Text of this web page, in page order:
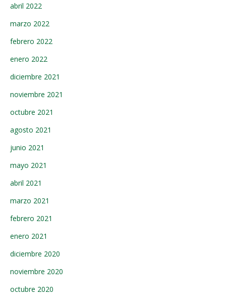
abril 2022
marzo 2022
febrero 2022
enero 2022
diciembre 2021
noviembre 2021
octubre 2021
agosto 2021
junio 2021
mayo 2021
abril 2021
marzo 2021
febrero 2021
enero 2021
diciembre 2020
noviembre 2020
octubre 2020